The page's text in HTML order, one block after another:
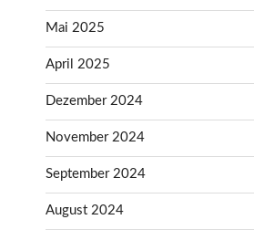
Mai 2025
April 2025
Dezember 2024
November 2024
September 2024
August 2024